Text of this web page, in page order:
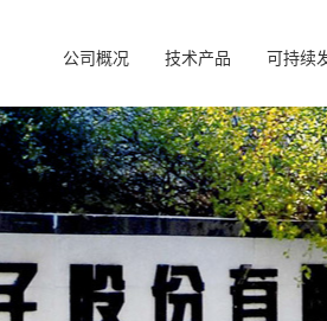
公司概况 技术产品 可持续